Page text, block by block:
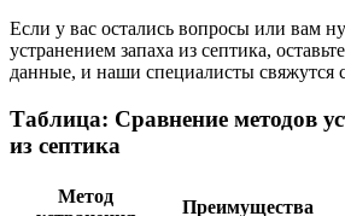
Если у вас остались вопросы или вам
устранением запаха из септика,
данные, и наши специалисты свяжутся
Таблица: Сравнение методов
из септика
Метод
Преимущества